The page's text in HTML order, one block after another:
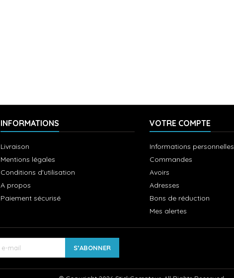
INFORMATIONS
Livraison
Mentions légales
Conditions d'utilisation
A propos
Paiement sécurisé
VOTRE COMPTE
Informations personnelles
Commandes
Avoirs
Adresses
Bons de réduction
Mes alertes